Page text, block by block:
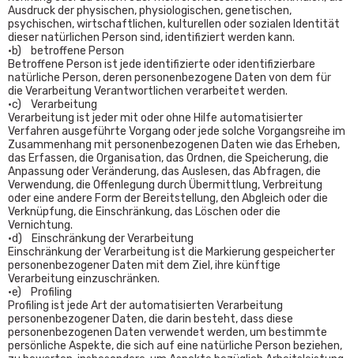
Ausdruck der physischen, physiologischen, genetischen,
psychischen, wirtschaftlichen, kulturellen oder sozialen Identität
dieser natürlichen Person sind, identifiziert werden kann.
•b) betroffene Person
Betroffene Person ist jede identifizierte oder identifizierbare
natürliche Person, deren personenbezogene Daten von dem für
die Verarbeitung Verantwortlichen verarbeitet werden.
•c) Verarbeitung
Verarbeitung ist jeder mit oder ohne Hilfe automatisierter
Verfahren ausgeführte Vorgang oder jede solche Vorgangsreihe im
Zusammenhang mit personenbezogenen Daten wie das Erheben,
das Erfassen, die Organisation, das Ordnen, die Speicherung, die
Anpassung oder Veränderung, das Auslesen, das Abfragen, die
Verwendung, die Offenlegung durch Übermittlung, Verbreitung
oder eine andere Form der Bereitstellung, den Abgleich oder die
Verknüpfung, die Einschränkung, das Löschen oder die
Vernichtung.
•d) Einschränkung der Verarbeitung
Einschränkung der Verarbeitung ist die Markierung gespeicherter
personenbezogener Daten mit dem Ziel, ihre künftige
Verarbeitung einzuschränken.
•e) Profiling
Profiling ist jede Art der automatisierten Verarbeitung
personenbezogener Daten, die darin besteht, dass diese
personenbezogenen Daten verwendet werden, um bestimmte
persönliche Aspekte, die sich auf eine natürliche Person beziehen,